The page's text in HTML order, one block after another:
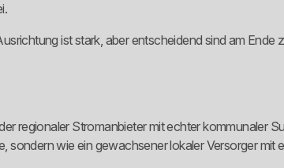
ist stark, aber entscheidend sind am
regionaler Stromanbieter mit echter kommunaler
sondern wie ein gewachsener lokaler Versorger mit